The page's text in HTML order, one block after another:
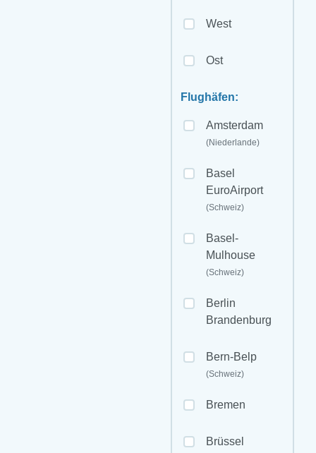
West
Ost
Flughäfen:
Amsterdam
(Niederlande)
Basel
EuroAirport
(Schweiz)
Basel-
Mulhouse
(Schweiz)
Berlin
Brandenburg
Bern-Belp
(Schweiz)
Bremen
Brüssel